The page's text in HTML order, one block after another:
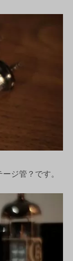
ジ管？です。